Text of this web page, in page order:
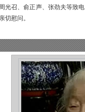
光召、俞正声、张劲夫等致
切慰问。